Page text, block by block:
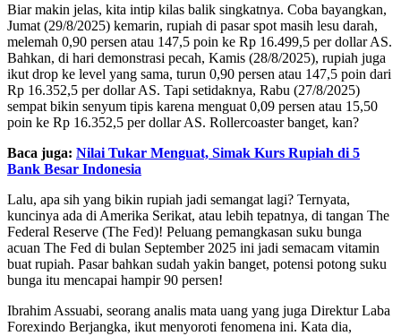
Biar makin jelas, kita intip kilas balik singkatnya. Coba bayangkan,
Jumat (29/8/2025) kemarin, rupiah di pasar spot masih lesu darah,
melemah 0,90 persen atau 147,5 poin ke Rp 16.499,5 per dollar AS.
Bahkan, di hari demonstrasi pecah, Kamis (28/8/2025), rupiah juga
ikut drop ke level yang sama, turun 0,90 persen atau 147,5 poin dari
Rp 16.352,5 per dollar AS. Tapi setidaknya, Rabu (27/8/2025)
sempat bikin senyum tipis karena menguat 0,09 persen atau 15,50
poin ke Rp 16.352,5 per dollar AS. Rollercoaster banget, kan?
Baca juga: Nilai Tukar Menguat, Simak Kurs Rupiah di 5
Bank Besar Indonesia
Lalu, apa sih yang bikin rupiah jadi semangat lagi? Ternyata,
kuncinya ada di Amerika Serikat, atau lebih tepatnya, di tangan The
Federal Reserve (The Fed)! Peluang pemangkasan suku bunga
acuan The Fed di bulan September 2025 ini jadi semacam vitamin
buat rupiah. Pasar bahkan sudah yakin banget, potensi potong suku
bunga itu mencapai hampir 90 persen!
Ibrahim Assuabi, seorang analis mata uang yang juga Direktur Laba
Forexindo Berjangka, ikut menyoroti fenomena ini. Kata dia,